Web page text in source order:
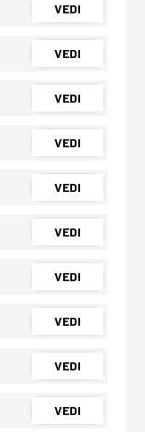
VEDI
VEDI
VEDI
VEDI
VEDI
VEDI
VEDI
VEDI
VEDI
VEDI